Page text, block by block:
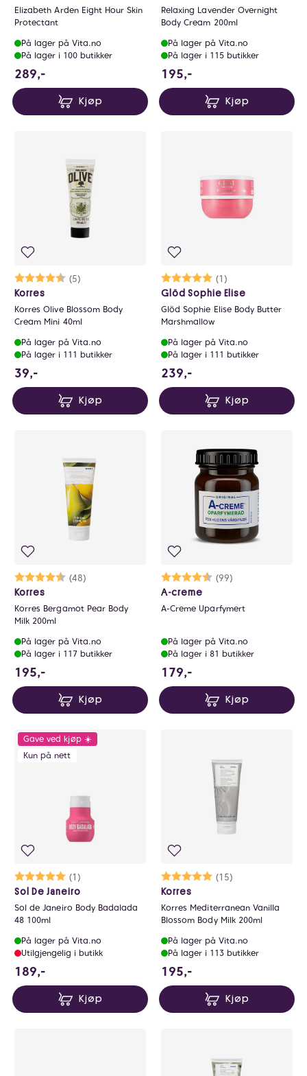
Elizabeth Arden Eight Hour Skin
Protectant
På lager på Vita.no
På lager i 100 butikker
289,-
Kjøp
Relaxing Lavender Overnight
Body Cream 200ml
På lager på Vita.no
På lager i 115 butikker
195,-
Kjøp
Karakter:
(5)
4.8 av 5 mulige
Korres
Korres Olive Blossom Body
Cream Mini 40ml
På lager på Vita.no
På lager i 111 butikker
39,-
Kjøp
Karakter:
(1)
5.0 av 5 mulige
Glöd Sophie Elise
Glöd Sophie Elise Body Butter
Marshmallow
På lager på Vita.no
På lager i 111 butikker
239,-
Kjøp
Karakter:
(48)
4.8 av 5 mulige
Korres
Korres Bergamot Pear Body
Milk 200ml
På lager på Vita.no
På lager i 117 butikker
195,-
Kjøp
Karakter:
(99)
4.6 av 5 mulige
A-creme
A-Creme Uparfymert
På lager på Vita.no
På lager i 81 butikker
179,-
Kjøp
Gave ved kjøp ☀️
Kun på nett
Karakter:
(1)
5.0 av 5 mulige
Sol De Janeiro
Sol de Janeiro Body Badalada
48 100ml
På lager på Vita.no
Utilgjengelig i butikk
189,-
Kjøp
Karakter:
(15)
5.0 av 5 mulige
Korres
Korres Mediterranean Vanilla
Blossom Body Milk 200ml
På lager på Vita.no
På lager i 113 butikker
195,-
Kjøp